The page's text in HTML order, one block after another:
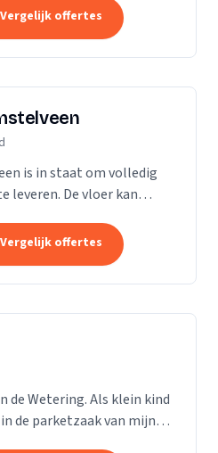
Vergelijk offertes
is in staat om volledig
leveren. De vloer kan
afmeting of uitstraling.
Vergelijk offertes
de Wetering. Als klein kind
de parketzaak van mijn